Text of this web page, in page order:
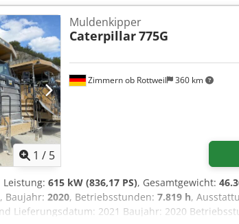
1 / 5
Zimmern ob Rottweil 360 km
Muldenkipper
Caterpillar775G
Leistung: 615 kW (836,17 PS), Gesamtgewicht:
, Baujahr: 2020, Betriebsstunden: 7.819 h,
Lieferungsdatum: 2021 Baujahr: 2020